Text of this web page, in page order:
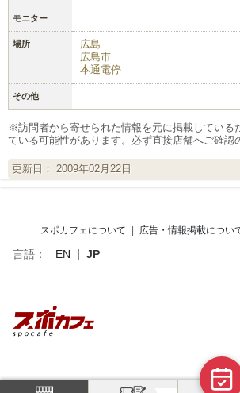
モニター
場所
広島
広島市
本通電停
その他
※訪問者から寄せられた情報を元に掲載している
ている可能性があります。必ず直接店舗へご確認
更新日： 2009年02月22日
スポカフェについて | 広告・情報掲載につい
言語： EN
JP